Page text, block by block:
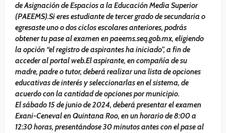
de Asignación de Espacios a la Educación Media Superior
(PAEEMS).Si eres estudiante de tercer grado de secundaria o
egresaste uno o dos ciclos escolares anteriores, podrás
obtener tu pase al examen en paeems.seq.gob.mx, eligiendo
la opción “el registro de aspirantes ha iniciado”, a fin de
acceder al portal web.El aspirante, en compañía de su
madre, padre o tutor, deberá realizar una lista de opciones
educativas de interés y seleccionarlas en el sistema, de
acuerdo con la cantidad de opciones por municipio.
El sábado 15 de junio de 2024, deberá presentar el examen
Exani-Ceneval en Quintana Roo, en un horario de 8:00 a
12:30 horas, presentándose 30 minutos antes con el pase al